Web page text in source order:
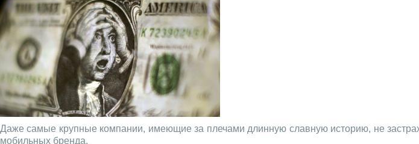
Даже самые крупные компании, имеющие за плечами длинную славную историю, не
мобильных бренда.